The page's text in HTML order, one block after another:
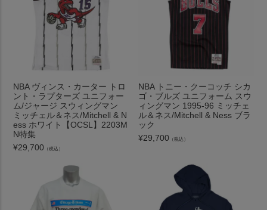
NBA ヴィンス・カーター トロ
ント・ラプターズ ユニフォー
ム/ジャージ スウィングマン
ミッチェル＆ネス/Mitchell & N
ess ホワイト【OCSL】2203M
N特集
¥29,700 （税込）
NBA トニー・クーコッチ シカ
ゴ・ブルズ ユニフォーム スウ
ィングマン 1995-96 ミッチェ
ル＆ネス/Mitchell & Ness ブラ
ック
¥29,700 （税込）